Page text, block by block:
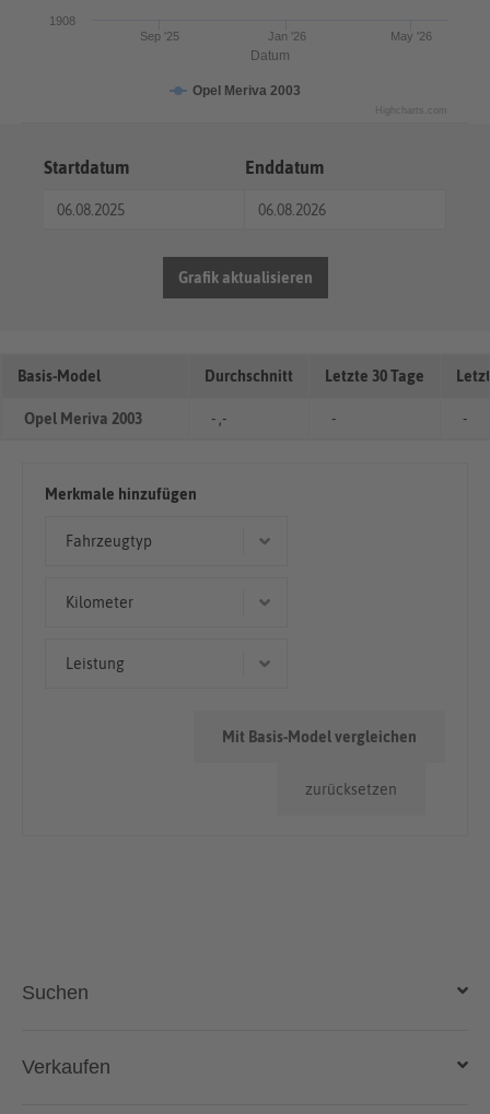
Datum
Opel Meriva 2003
Jan '26
Sep '25 May '26
1908
Highcharts.com
Startdatum Enddatum
Grafik aktualisieren
Basis-Model Durchschnitt Letzte 30 Tage
Opel Meriva 2003 - ,- - -
Merkmale hinzufügen
Fahrzeugtyp
Kilometer
Leistung
zurücksetzen
Mit Basis-Model vergleichen
Suchen
Auto kaufen
Verkaufen